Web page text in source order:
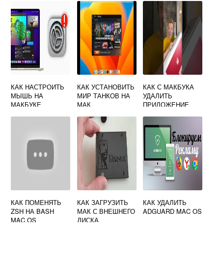
КАК НАСТРОИТЬ
МЫШЬ НА
МАКБУКЕ
КАК УСТАНОВИТЬ
МИР ТАНКОВ НА
МАК
КАК С МАКБУКА
УДАЛИТЬ
ПРИЛОЖЕНИЕ
КАК ПОМЕНЯТЬ
ZSH НА BASH
MAC OS
КАК ЗАГРУЗИТЬ
МАК С ВНЕШНЕГО
ДИСКА
КАК УДАЛИТЬ
ADGUARD MAC OS